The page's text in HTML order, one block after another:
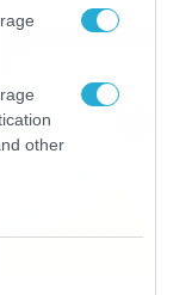
other